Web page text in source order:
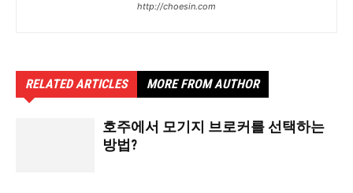
http://choesin.com
RELATED ARTICLES MORE FROM AUTHOR
호주에서 모기지 브로커를 선택하는
방법?